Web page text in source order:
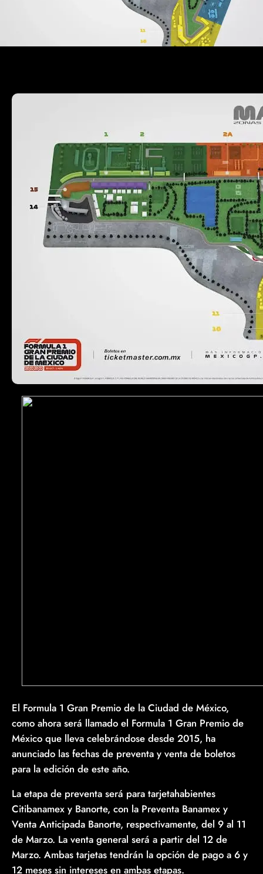
El Formula 1 Gran Premio de la Ciudad de México,
como ahora será llamado el Formula 1 Gran Premio de
México que lleva celebrándose desde 2015, ha
anunciado las fechas de preventa y venta de boletos
para la edición de este año.
La etapa de preventa será para tarjetahabientes
Citibanamex y Banorte, con la Preventa Banamex y
Venta Anticipada Banorte, respectivamente, del 9 al 11
de Marzo. La venta general será a partir del 12 de
Marzo. Ambas tarjetas tendrán la opción de pago a 6 y
12 meses sin intereses en ambas etapas.